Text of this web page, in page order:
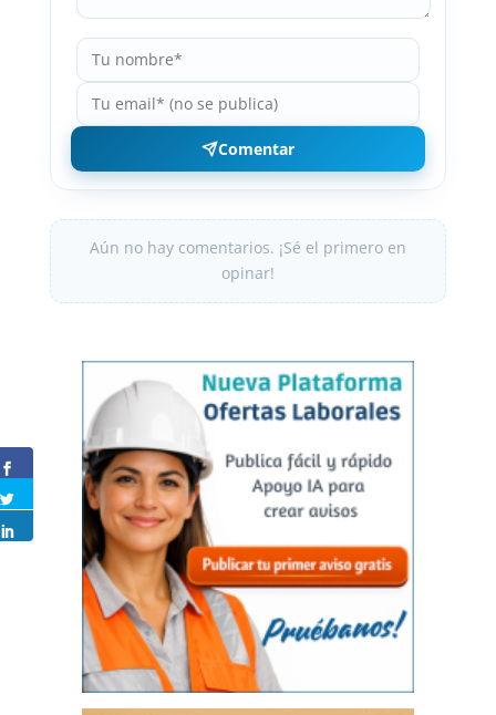
Comentar
Aún no hay comentarios. ¡Sé el primero en
opinar!